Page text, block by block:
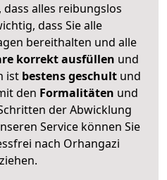
alles reibungslos
dass Sie alle
bereithalten und alle
korrekt ausfüllen und
ist bestens geschult und
den Formalitäten und
der Abwicklung
Service können Sie
nach Orhangazi